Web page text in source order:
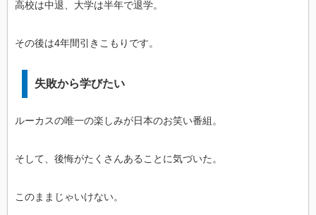
高校は中退、大学は半年で退学。
その後は4年間引きこもりです。
失敗から学びたい
ルーカスの唯一の楽しみが日本のお笑い番組。
そして、後悔がたくさんあることに気づいた。
このままじゃいけない。